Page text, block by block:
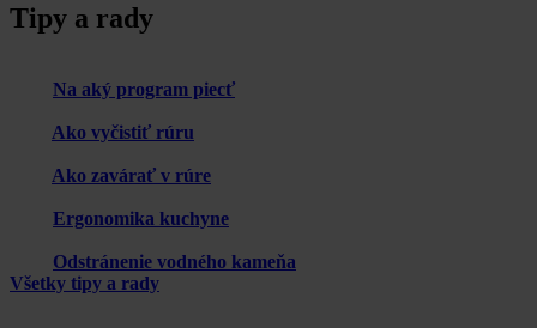
Tipy a rady
Na aký program piecť
Ako vyčistiť rúru
Ako zavárať v rúre
Ergonomika kuchyne
Odstránenie vodného kameňa
Všetky tipy a rady